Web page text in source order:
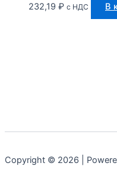
232,19 ₽ с НДС В
Copyright © 2026 |